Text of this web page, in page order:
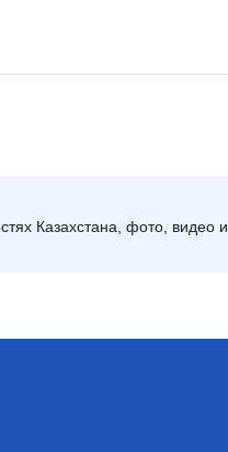
Казахстана, фото, видео и